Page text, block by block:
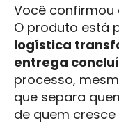
Você confirmou
O produto está
logística
entrega
processo,
que separa
de quem cresce